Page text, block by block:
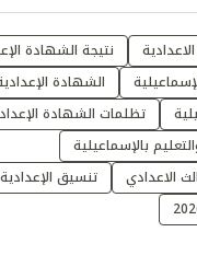
نتيجة الشهادة
الشهادة الإعدادية
تظلمات الشهادة
بالإسماعيلية
الاعدادي
تنسيق الإعدادية